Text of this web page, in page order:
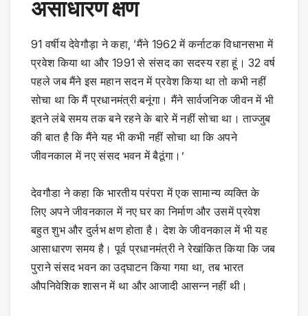
असाधारण क्षण
91 वर्षीय देवेगौड़ा ने कहा, ‘मैंने 1962 में कर्नाटक विधानसभा में
प्रवेश किया था और 1991 से संसद का सदस्य रहा हूं। 32 वर्ष
पहले जब मैंने इस महान सदन में प्रवेश किया था तो कभी नहीं
सोचा था कि मैं प्रधानमंत्री बनूंगा। मैंने सार्वजनिक जीवन में भी
इतने लंबे समय तक बने रहने के बारे में नहीं सोचा था। ताज्जुब
की बात है कि मैंने यह भी कभी नहीं सोचा था कि अपने
जीवनकाल में नए संसद भवन में बैठूंगा।’
देवगौडा ने कहा कि भारतीय परंपरा में एक सामान्य व्यक्ति के
लिए अपने जीवनकाल में नए घर का निर्माण और उसमें प्रवेश
बहुत शुभ और दुर्लभ क्षण होता है। देश के जीवनकाल में भी यह
आसाधारण समय है। पूर्व प्रधानमंत्री ने रेखांकित किया कि जब
पुराने संसद भवन का उद्घाटन किया गया था, तब भारत
औपनिवेशिक शासन में था और आजादी आसन्न नहीं थी।